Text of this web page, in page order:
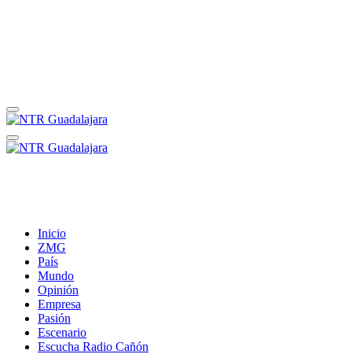
Inicio
ZMG
País
Mundo
Opinión
Empresa
Pasión
Escenario
Escucha Radio Cañón